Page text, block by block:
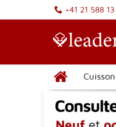
+41 21 588
Cuisson